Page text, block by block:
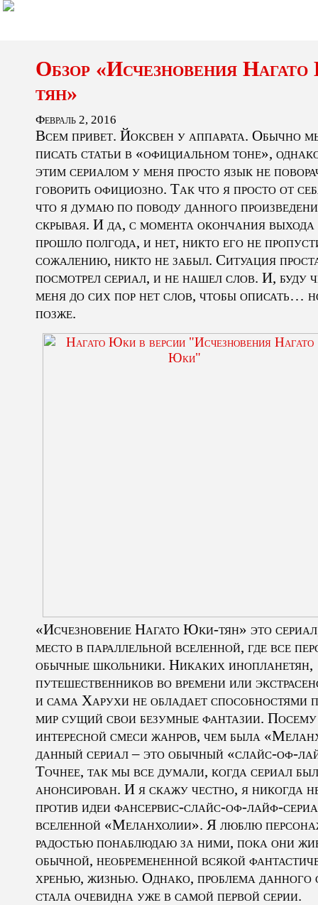
Обзор «Исчезновения
тян»
Февраль 2, 2016
Всем привет. Йоксвен у аппарата. Обычно
писать статьи в «официальном тоне»,
этим сериалом у меня просто язык не
говорить официозно. Так что я просто от
что я думаю по поводу данного
скрывая. И да, с момента окончания выхода
прошло полгода, и нет, никто его не
сожалению, никто не забыл. Ситуация
посмотрел сериал, и не нашел слов. И, буду
меня до сих пор нет слов, чтобы описать…
позже.
«Исчезновение Нагато Юки-тян» это
место в параллельной вселенной, где все
обычные школьники. Никаких инопланетян,
путешественников во времени или
и сама Харухи не обладает способностями
мир сущий свои безумные фантазии.
интересной смеси жанров, чем была
данный сериал – это обычный «слайс-оф-
Точнее, так мы все думали, когда сериал был
анонсирован. И я скажу честно, я никогда
против идеи фансервис-слайс-оф-лайф-
вселенной «Меланхолии». Я люблю
радостью понаблюдаю за ними, пока они
обычной, необремененной всякой
хренью, жизнью. Однако, проблема данного
стала очевидна уже в самой первой серии.